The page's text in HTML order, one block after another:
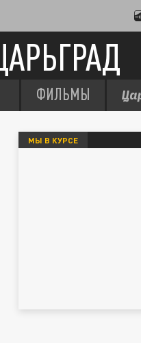
ФИЛЬМЫ
МЫ В КУРСЕ